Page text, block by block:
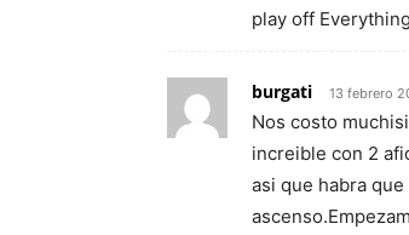
play off
burgati 13 febrero
Nos costo
increible con 2
asi que habra